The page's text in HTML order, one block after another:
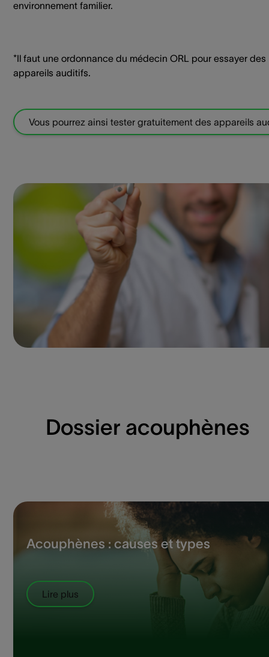
environnement familier.
*Il faut une ordonnance du médecin ORL pour essayer des
appareils auditifs.
Vous pourrez ainsi tester gratuitement des appareils
Dossier acouphènes
Acouphènes : causes et types
Lire plus